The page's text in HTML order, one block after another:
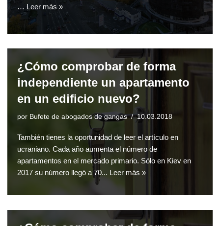
… Leer más »
¿Cómo comprobar de forma
independiente un apartamento
en un edificio nuevo?
por Bufete de abogados de gangas 10.03.2018
También tienes la oportunidad de leer el artículo en
ucraniano. Cada año aumenta el número de
apartamentos en el mercado primario. Sólo en Kiev en
2017 su número llegó a 70... Leer más »